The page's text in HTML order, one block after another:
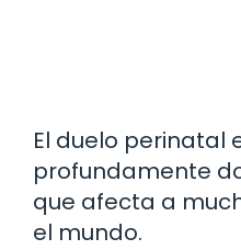
El duelo perinatal
profundamente
que afecta a
el mundo.